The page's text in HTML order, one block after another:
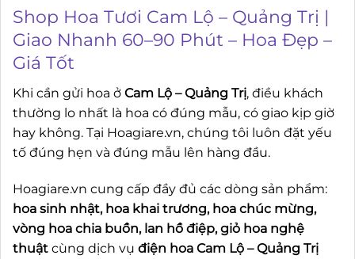
Shop Hoa Tươi Cam Lộ – Quảng Trị |
Giao Nhanh 60–90 Phút – Hoa Đẹp –
Giá Tốt
Khi cần gửi hoa ở Cam Lộ – Quảng Trị, điều khách
thường lo nhất là hoa có đúng mẫu, có giao kịp giờ
hay không. Tại Hoagiare.vn, chúng tôi luôn đặt yếu
tố đúng hẹn và đúng mẫu lên hàng đầu.
Hoagiare.vn cung cấp đầy đủ các dòng sản phẩm:
hoa sinh nhật, hoa khai trương, hoa chúc mừng,
vòng hoa chia buồn, lan hồ điệp, giỏ hoa nghệ
thuật cùng dịch vụ điện hoa Cam Lộ – Quảng Trị